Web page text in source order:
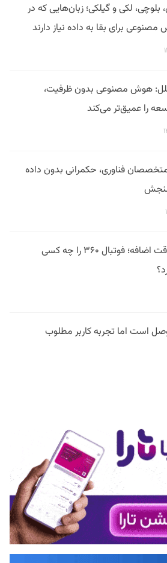
بلوچی، لکی و گیلکی؛ زبان‌هایی که در
برای بقا به داده نیاز دارند
هوش مصنوعی بدون ظرفیت،
را عمیق‌تر می‌کند
فناوری، حکمرانی بدون داده
فیلتر در وقت اضافه؛ فوتبال ۳۶۰ را چه کسی
است اما تجربه کاربر مطلوب